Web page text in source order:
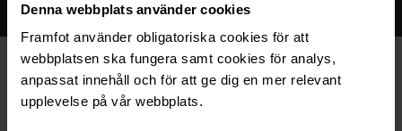
Denna webbplats använder cookies
Framfot använder obligatoriska cookies för att
webbplatsen ska fungera samt cookies för analys,
anpassat innehåll och för att ge dig en mer relevant
upplevelse på vår webbplats.
Så kopplar du av på
semestern!
Springer du rätt in i kaklet nu, de sista
skälvande dagarna innan ledigheten? Här